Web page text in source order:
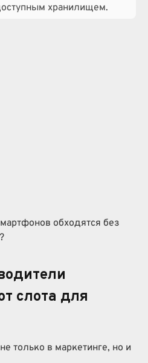
хранилищем.
обходятся без
слота для
только в маркетинге, но и